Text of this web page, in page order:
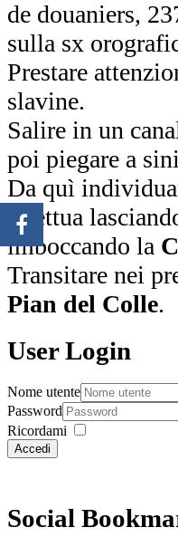
de douaniers,
sulla sx
Prestare
slavine.
Salire in un
poi piegare a
Da quì
effettua
imboccando la
Transitare nei
Pian del Colle.
User Login
Nome utente
Password
Ricordami
Accedi
Social